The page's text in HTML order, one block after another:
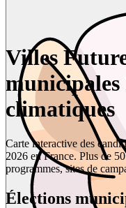
Villes
municipales
climatiques
Carte interactive des
2026 en France. Plus de
programmes, sites de
Élections